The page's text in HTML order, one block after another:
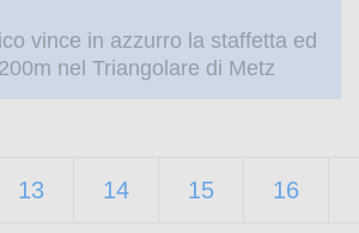
vince in azzurro la staffetta ed
nel Triangolare di Metz
13 14 15 16